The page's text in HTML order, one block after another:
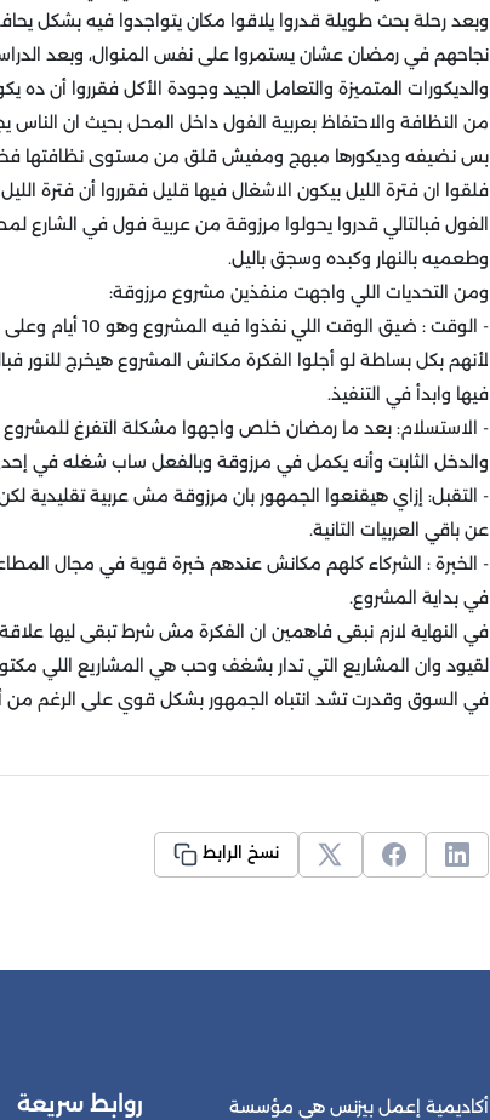
وبعد رحلة بحث طويلة قدروا يلاقوا مكان يتواجدوا فيه بشكل
نجاحهم في رمضان عشان يستمروا على نفس المنوال، وبعد
والديكورات المتميزة والتعامل الجيد وجودة الأكل فقرروا أن
من النظافة والاحتفاظ بعربية الفول داخل المحل بحيث ان
بس نضيفه وديكورها مبهج ومفيش قلق من مستوى نظافتها
فلقوا ان فترة الليل بيكون الاشغال فيها قليل فقرروا أن فترة
الفول فبالتالي قدروا يحولوا مرزوقة من عربية فول في
وطعميه بالنهار وكبده وسجق باليل.
ومن التحديات اللي واجهت منفذين مشروع مرزوقة:
- الوقت : ضيق
لأنهم بكل بساطة لو أجلوا الفكرة مكانش المشروع هيخرج للنور
فيها وابدأ في التنفيذ.
والدخل الثابت وأنه يكمل في مرزوقة وبالفعل ساب شغله في
- التقبل: إزاي هيقنعوا الجمهور بان مرزوقة مش عربية
عن باقي العربيات التانية.
- الخبرة : الشركاء كلهم مكانش عندهم خبرة قوية في مجال
في بداية المشروع.
في النهاية لازم نبقى فاهمين ان الفكرة مش شرط تبقى ليها
لقيود وان المشاريع التي تدار بشغف وحب هي المشاريع اللي
في السوق وقدرت تشد انتباه الجمهور بشكل قوي على الرغم من
نسخ الرابط
أكاديمية إعمل بيزنس هي مؤسسة روابط سريعة